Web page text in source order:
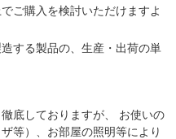
ご購入を検討いただけますよ
する製品の、生産・出荷の単
底しておりますが、 お使いの
等）、お部屋の照明等により